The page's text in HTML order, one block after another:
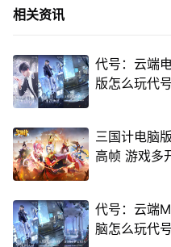
相关资讯
代号：云端
版怎么玩代
三国计电脑
高帧 游戏多
代号：云端
脑怎么玩代